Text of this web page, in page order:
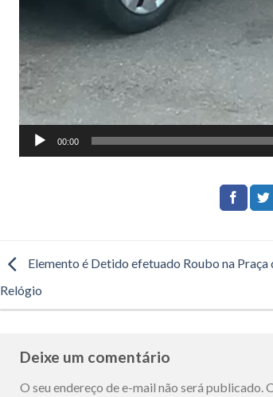
00:00
Elemento é Detido efetuado Roubo na Praça
Relógio
Deixe um comentário
O seu endereço de e-mail não será publicado.